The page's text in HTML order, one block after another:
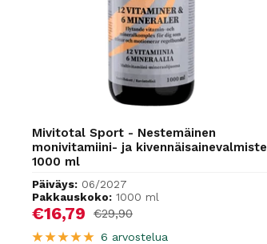
Mivitotal Sport - Nestemäinen
monivitamiini- ja kivennäisainevalmiste
1000 ml
Päiväys: 06/2027
Pakkauskoko: 1000 ml
Alennushinta
€16,79 Normaalihinta
€29,90
6 arvostelua